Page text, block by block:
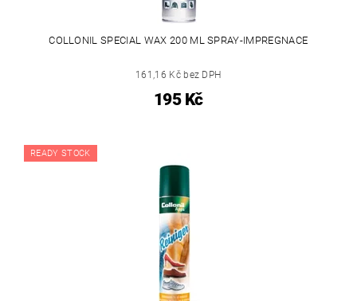
COLLONIL SPECIAL WAX 200 ML SPRAY-IMPREGNACE
161,16 Kč bez DPH
195 Kč
READY STOCK